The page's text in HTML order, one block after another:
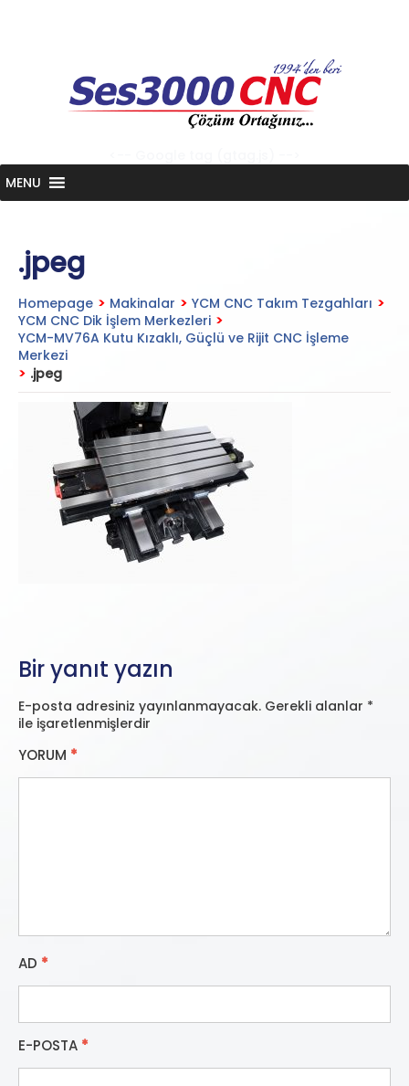
content
MENU
.jpeg
Homepage > Makinalar > YCM CNC Takım Tezgahları >
YCM CNC Dik İşlem Merkezleri >
YCM-MV76A Kutu Kızaklı, Güçlü ve Rijit CNC İşleme
Merkezi
> .jpeg
Bir yanıt yazın
E-posta adresiniz yayınlanmayacak. Gerekli alanlar *
ile işaretlenmişlerdir
YORUM *
AD *
E-POSTA *